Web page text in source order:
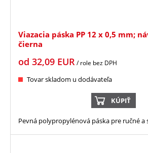
Viazacia páska PP 12 x 0,5 mm;
čierna
od 32,09 EUR / role bez DPH
Tovar skladom u dodávateľa
KÚPIŤ
Pevná polypropylénová páska pre ručné a